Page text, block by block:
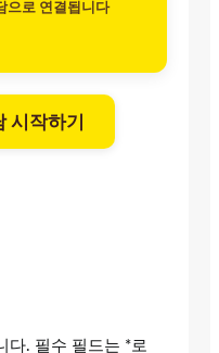
으로 연결됩니다
시작하기
다. 필수 필드는 *로